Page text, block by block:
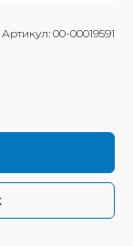
Артикул: 00-00019591